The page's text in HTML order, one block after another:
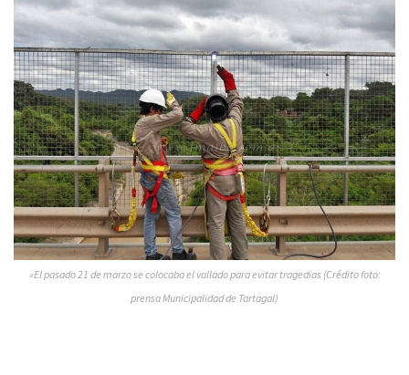
»El pasado 21 de marzo se colocaba el vallado para evitar tragedias (Crédito foto:
prensa Municipalidad de Tartagal)